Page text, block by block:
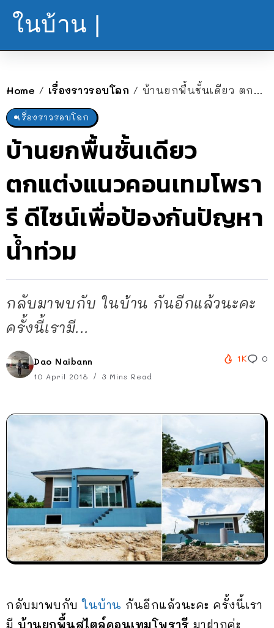
ในบ้าน |
Home / เรื่องราวรอบโลก / บ้านยกพื้นชั้นเดียว ตกแต่งแนวคอนเทมโพรารี ดีไซน์เพื่อป้องกันปัญหาน้ำท่วม
เรื่องราวรอบโลก
บ้านยกพื้นชั้นเดียว
ตกแต่งแนวคอนเทมโพรา
รี ดีไซน์เพื่อป้องกันปัญหา
น้ำท่วม
กลับมาพบกับ ในบ้าน กันอีกแล้วนะคะ
ครั้งนี้เรามี...
Dao Naibann
10 April 2018 3 Mins Read
1K 0
กลับมาพบกับในบ้าน กันอีกแล้วนะคะ ครั้งนี้เรา
มี บ้านยกพื้นสไตล์คอนเทมโพรารี มาฝากค่ะ